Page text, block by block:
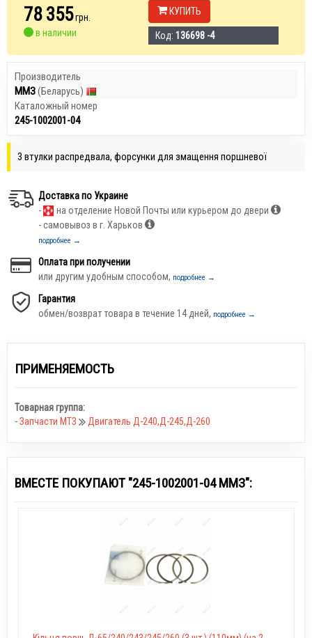
78 355грн.
в наличии
КУПИТЬ
Код: 136698 -4
Производитель
ММЗ(Беларусь)
Каталожный номер
245-1002001-04
3 втулки распредвала, форсунки для змащення поршневої
Доставка по Украине
-
на отделение Новой Почты или курьером до двери
- самовывоз в г. Харьков
подробнее →
Оплата при получении
или другим удобным способом, подробнее →
Гарантия
обмен/возврат товара в течение 14 дней, подробнее →
ПРИМЕНЯЕМОСТЬ
Товарная группа:
-Запчасти МТЗ Двигатель Д-240,Д-245,Д-260
ВМЕСТЕ ПОКУПАЮТ "245-1002001-04 ММЗ":